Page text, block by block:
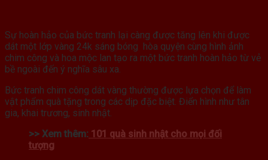
Sự hoàn hảo của bức tranh lại càng được tăng lên khi được
dát một lớp vàng 24k sáng bóng hòa quyện cùng hình ảnh
chim công và hoa mộc lan tạo ra một bức tranh hoàn hảo từ vẻ
bề ngoài đến ý nghĩa sâu xa.
Bức tranh chim công dát vàng thường được lựa chọn để làm
vật phẩm quà tặng trong các dịp đặc biệt. Điển hình như tân
gia, khai trương, sinh nhật.
>> Xem thêm: 101 quà sinh nhật cho mọi đối
tượng